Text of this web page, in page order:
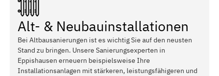
Alt- & Neubauinstallationen
Bei Altbausanierungen ist es wichtig Sie auf den neusten
Stand zu bringen. Unsere Sanierungsexperten in
Eppishausen erneuern beispielsweise Ihre
Installationsanlagen mit stärkeren, leistungsfähigeren und